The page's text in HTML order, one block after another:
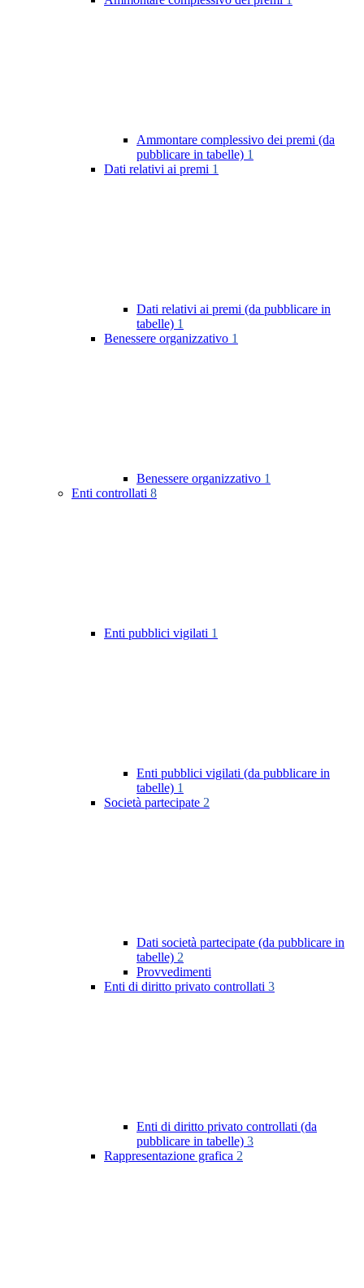
Ammontare complessivo dei premi (da
pubblicare in tabelle) 1
Dati relativi ai premi 1
Dati relativi ai premi (da pubblicare in
tabelle) 1
Benessere organizzativo 1
Benessere organizzativo 1
Enti controllati 8
Enti pubblici vigilati 1
Enti pubblici vigilati (da pubblicare in
tabelle) 1
Società partecipate 2
Dati società partecipate (da pubblicare in
tabelle) 2
Provvedimenti
Enti di diritto privato controllati 3
Enti di diritto privato controllati (da
pubblicare in tabelle) 3
Rappresentazione grafica 2